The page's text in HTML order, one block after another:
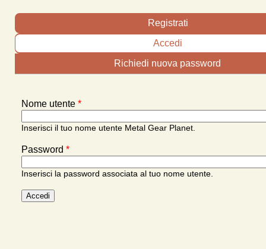
Schede primarie
Registrati
Accedi
Richiedi nuova password
Nome utente *
Inserisci il tuo nome utente Metal Gear Planet.
Password *
Inserisci la password associata al tuo nome utente.